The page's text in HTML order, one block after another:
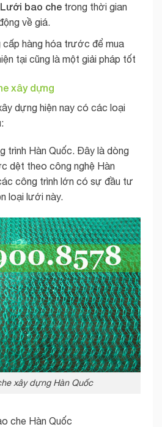
Lưới bao che trong thời gian
về giá.
cấp hàng hóa trước để mua
tại cũng là một giải pháp tốt
xây dựng
dựng hiện nay có các loại
trình Hàn Quốc. Đây là dòng
dệt theo công nghệ Hàn
công trình lớn có sự đầu tư
loại lưới này.
xây dựng Hàn Quốc
che Hàn Quốc